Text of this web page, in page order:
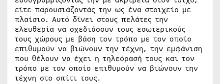
είτε παρουσιάζοντάς την ως ένα στοιχείο με
πλαίσιο. Αυτό δίνει στους πελάτες την
ελευθερία να σχεδιάσουν τους εσωτερικούς
τους χώρους με βάση τον τρόπο με τον οποίο
επιθυμούν να βιώνουν την τέχνη, την εμφάνιση
που θέλουν να έχει η τηλεόρασή τους και τον
τρόπο με τον οποίο επιθυμούν να βιώνουν την
τέχνη στο σπίτι τους.